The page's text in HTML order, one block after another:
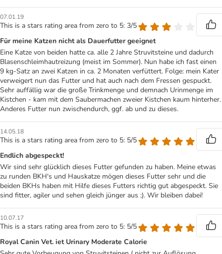
07.01.19
This is a stars rating area from zero to 5: 3/5
Für meine Katzen nicht als Dauerfutter geeignet
Eine Katze von beiden hatte ca. alle 2 Jahre Struvitsteine und dadurch
Blasenschleimhautreizung (meist im Sommer). Nun habe ich fast einen
9 kg-Satz an zwei Katzen in ca. 2 Monaten verfüttert. Folge: mein Kater
verweigert nun das Futter und hat auch nach dem Fressen gespuckt.
Sehr auffällig war die große Trinkmenge und demnach Urinmenge im
Kistchen - kam mit dem Saubermachen zweier Kistchen kaum hinterher.
Anderes Futter nun zwischendurch, ggf. ab und zu dieses.
14.05.18
This is a stars rating area from zero to 5: 5/5
Endlich abgespeckt!
Wir sind sehr glücklich dieses Futter gefunden zu haben. Meine etwas
zu runden BKH's und Hauskatze mögen dieses Futter sehr und die
beiden BKHs haben mit Hilfe dieses Futters richtig gut abgespeckt. Sie
sind fitter, agiler und sehen gleich jünger aus ;). Wir bleiben dabei!
10.07.17
This is a stars rating area from zero to 5: 5/5
Royal Canin Vet. iet Urinary Moderate Calorie